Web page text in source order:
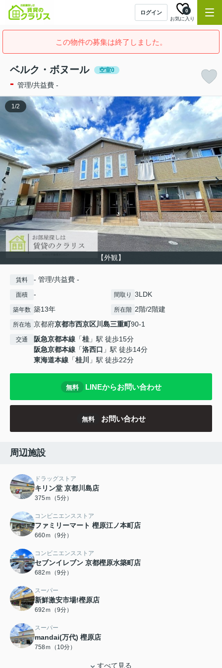
ログイン
お気に入り
0
この物件の募集は終了しました。
ベルク・ボヌール 空室0
- 管理/共益費 -
【外観】
1/2
賃料 - 管理/共益費 -
面積 - 間取り 3LDK
築年数 築13年 所在階 2階/2階建
所在地 京都府京都市西京区川島三重町90-1
交通 阪急京都本線 「桂 」駅 徒歩15分
阪急京都本線 「洛西口 」駅 徒歩14分
東海道本線 「桂川 」駅 徒歩22分
無料 LINEからお問い合わせ
無料 お問い合わせ
周辺施設
ドラッグストア
キリン堂 京都川島店
375ｍ（5分）
コンビニエンスストア
ファミリーマート 樫原江ノ本町店
660ｍ（9分）
コンビニエンスストア
セブンイレブン 京都樫原水築町店
682ｍ（9分）
スーパー
新鮮激安市場!樫原店
692ｍ（9分）
スーパー
mandai(万代) 樫原店
758ｍ（10分）
すべて見る